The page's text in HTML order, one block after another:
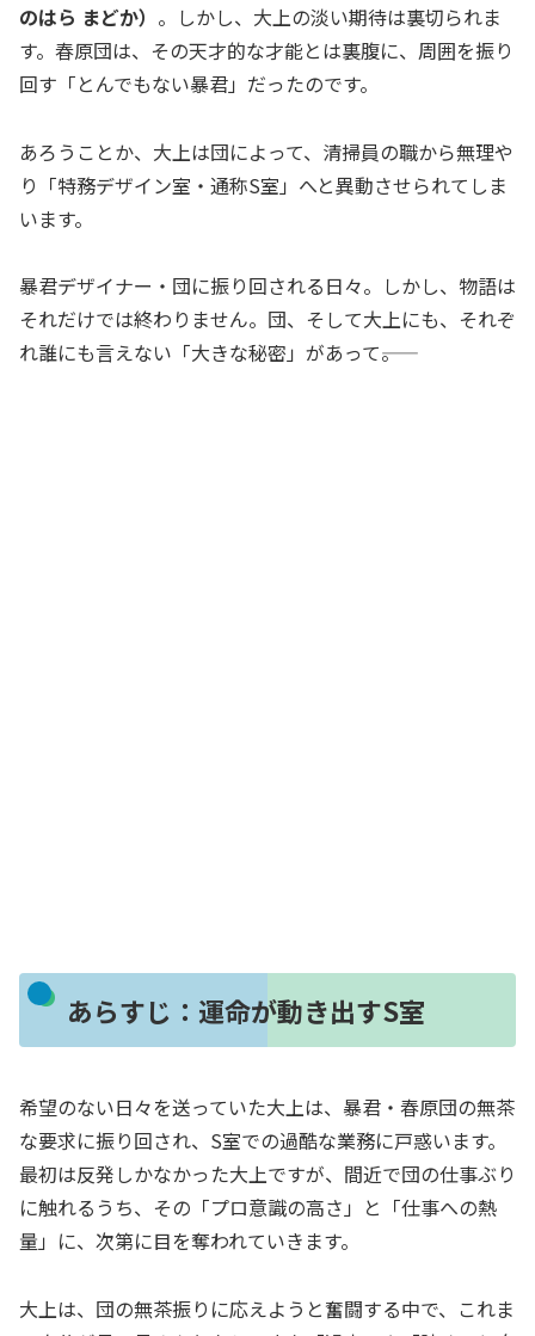
のはら まどか） 。しかし、大上の淡い期待は裏切られま
す。春原団は、その天才的な才能とは裏腹に、周囲を振り
回す「とんでもない暴君」だったのです。
あろうことか、大上は団によって、清掃員の職から無理や
り「特務デザイン室・通称S室」へと異動させられてしま
います。
暴君デザイナー・団に振り回される日々。しかし、物語は
それだけでは終わりません。団、そして大上にも、それぞ
れ誰にも言えない「大きな秘密」があって――。
あらすじ：運命が動き出すS室
希望のない日々を送っていた大上は、暴君・春原団の無茶
な要求に振り回され、S室での過酷な業務に戸惑います。
最初は反発しかなかった大上ですが、間近で団の仕事ぶり
に触れるうち、その「プロ意識の高さ」と「仕事への熱
量」に、次第に目を奪われていきます。
大上は、団の無茶振りに応えようと奮闘する中で、これま